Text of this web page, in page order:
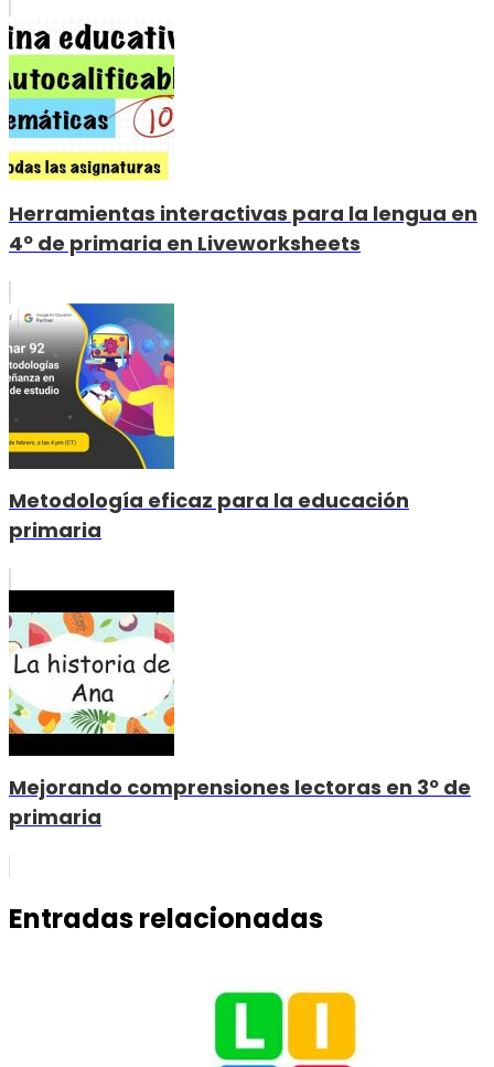
Herramientas interactivas para la lengua en
4º de primaria en Liveworksheets
Metodología eficaz para la educación
primaria
Mejorando comprensiones lectoras en 3º de
primaria
Entradas relacionadas